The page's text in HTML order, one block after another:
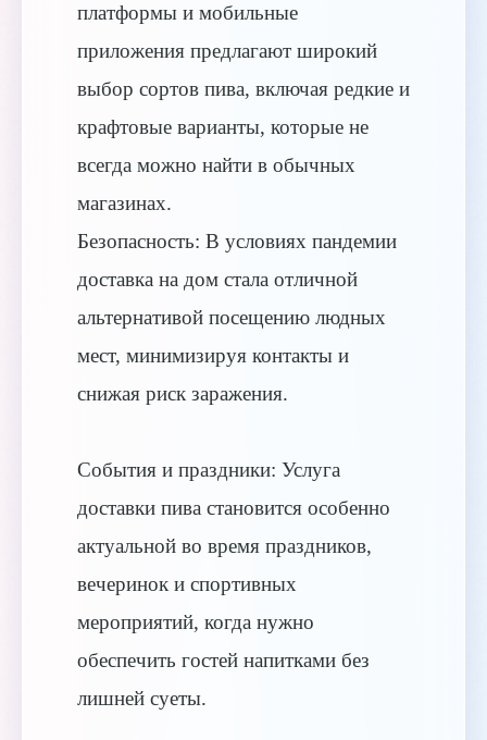
платформы и мобильные
приложения предлагают широкий
выбор сортов пива, включая редкие и
крафтовые варианты, которые не
всегда можно найти в обычных
магазинах.
Безопасность: В условиях пандемии
доставка на дом стала отличной
альтернативой посещению людных
мест, минимизируя контакты и
снижая риск заражения.
События и праздники: Услуга
доставки пива становится особенно
актуальной во время праздников,
вечеринок и спортивных
мероприятий, когда нужно
обеспечить гостей напитками без
лишней суеты.